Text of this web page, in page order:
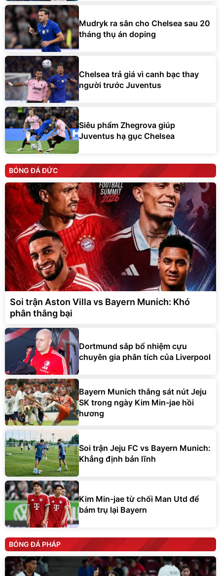
Mudryk ra sân cho Chelsea sau 20
tháng thụ án doping
Chelsea trả giá vì canh bạc thay
người trước Juventus
Siêu phẩm Zhegrova giúp
Juventus hạ gục Chelsea
BÓNG ĐÁ ĐỨC
Soi trận Aston Villa vs Bayern Munich: Khó
phân thắng bại
Dortmund sắp bổ nhiệm cựu
chuyên gia phân tích của Liverpool
Bayern Munich thắng sát nút Jeju
SK trong ngày Kim Min-jae hồi
hương
Soi trận Jeju FC vs Bayern Munich:
Khẳng định bản lĩnh
Kim Min-jae từ chối Man Utd để
bám trụ lại Bayern
BÓNG ĐÁ PHÁP